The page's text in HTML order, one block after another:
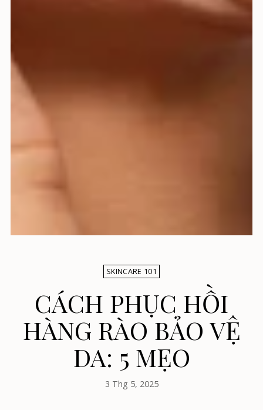
SKINCARE 101
CÁCH PHỤC HỒI
HÀNG RÀO BẢO VỆ
DA: 5 MẸO
3 Thg 5, 2025